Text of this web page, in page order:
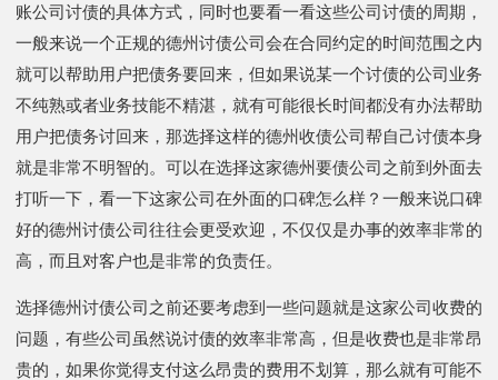
账公司讨债的具体方式，同时也要看一看这些公司讨债的周期，
一般来说一个正规的德州讨债公司会在合同约定的时间范围之内
就可以帮助用户把债务要回来，但如果说某一个讨债的公司业务
不纯熟或者业务技能不精湛，就有可能很长时间都没有办法帮助
用户把债务讨回来，那选择这样的德州收债公司帮自己讨债本身
就是非常不明智的。可以在选择这家德州要债公司之前到外面去
打听一下，看一下这家公司在外面的口碑怎么样？一般来说口碑
好的德州讨债公司往往会更受欢迎，不仅仅是办事的效率非常的
高，而且对客户也是非常的负责任。
选择德州讨债公司之前还要考虑到一些问题就是这家公司收费的
问题，有些公司虽然说讨债的效率非常高，但是收费也是非常昂
贵的，如果你觉得支付这么昂贵的费用不划算，那么就有可能不